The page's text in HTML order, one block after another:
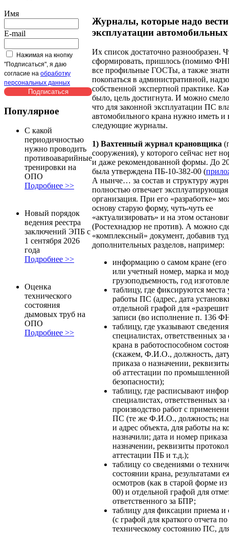
Имя
E-mail
Нажимая на кнопку
"Подписаться", я даю
согласие на обработку
персональных данных
Популярное
С какой
периодичностью
нужно проводить
противоаварийные
тренировки на
ОПО
Подробнее >>
Новый порядок
ведения реестра
заключений ЭПБ с
1 сентября 2026
года
Подробнее >>
Оценка
технического
состояния
дымовых труб на
ОПО
Подробнее >>
Журналы, которые надо
эксплуатации
Их список достаточно разнообразен.
сформировать, пришлось (помимо
все профильные ГОСТы, а также
покопаться в административной,
собственной экспертной практике.
было, цель достигнута. И можно
что для законной эксплуатации ПС
автомобильного крана нужно иметь и
следующие журналы.
1) Вахтенный журнал крановщика
сооружения), у которого сейчас нет
и даже рекомендованной формы. До
была утверждена ПБ-10-382-00 (
А нынче… за состав и структуру
полностью отвечает эксплуатирующая
организация. При его «разработке»
основу старую форму, чуть-чуть ее
«актуализировать» и на этом
(Ростехнадзор не против). А можно
«комплексный» документ, добавив
дополнительных разделов, например:
информацию о самом кране (его
или учетный номер, марка и
грузоподъемность, год
таблицу, где фиксируются места
работы ПС (адрес, дата
отдельной графой для
записи (во исполнение п. 136
таблицу, где указывают
специалистах, ответственных
крана в работоспособном
(скажем, Ф.И.О., должность,
приказа о назначении,
об аттестации по промышленной
безопасности);
таблицу, где расписывают
специалистах, ответственных за
производство работ с
ПС (те же Ф.И.О., должность;
и адрес объекта, для работы на
назначили; дата и номер приказа
назначении, реквизиты
аттестации ПБ и т.д.);
таблицу со сведениями о
состоянии крана, результатами
осмотров (как в старой форме
00) и отдельной графой для
ответственного за БПР;
таблицу для фиксации приема и
(с графой для краткого отчета по
техническому состоянию ПС,